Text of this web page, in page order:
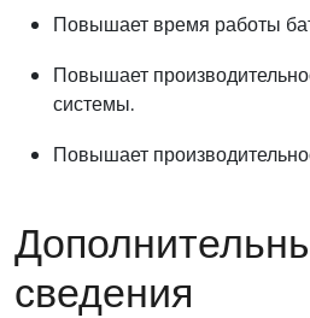
Повышает время работы
Повышает
системы.
Повышает
сведения